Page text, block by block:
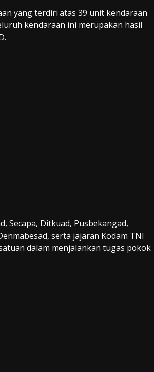
yang terdiri atas 39 unit kendaraan
kendaraan ini merupakan hasil
Secapa, Ditkuad, Pusbekangad,
serta jajaran Kodam TNI
dalam menjalankan tugas pokok